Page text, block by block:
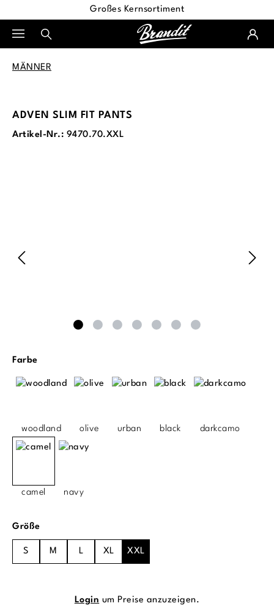
Großes Kernsortiment
MÄNNER
ADVEN SLIM FIT PANTS
Artikel-Nr.: 9470.70.XXL
Farbeauswählen
woodland olive urban black darkcamo
camel navy
Größeauswählen
S M L XL XXL
Login um Preise anzuzeigen.